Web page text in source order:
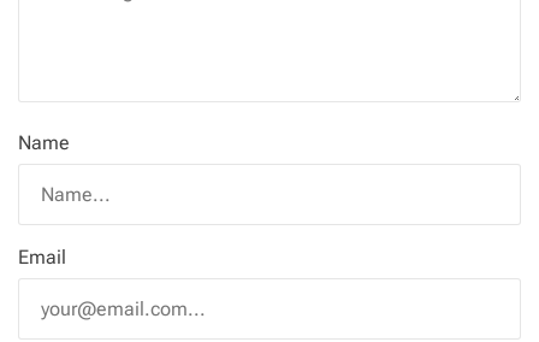
Name
Email